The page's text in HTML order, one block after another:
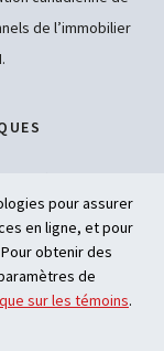
de l’immobilier
pour assurer
en ligne, et pour
obtenir des
de
sur les témoins.